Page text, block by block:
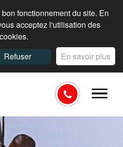
fonctionnement du site. En
acceptez l'utilisation des
cookies.
Refuser En savoir plus